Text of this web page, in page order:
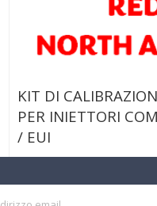
KIT DI
PER INIETTORI
/ EUI